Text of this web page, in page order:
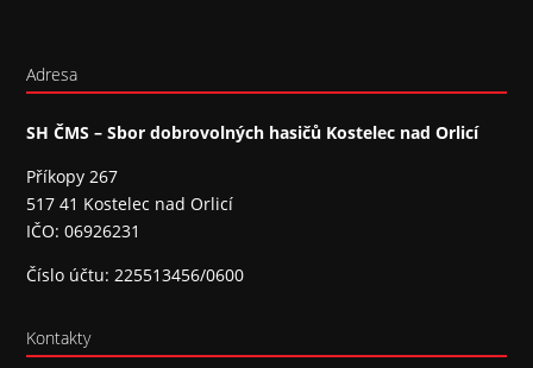
Adresa
SH ČMS – Sbor dobrovolných hasičů Kostelec nad Orlicí
Příkopy 267
517 41 Kostelec nad Orlicí
IČO: 06926231
Číslo účtu: 225513456/0600
Kontakty